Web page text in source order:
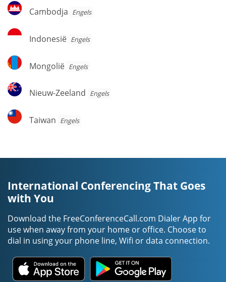
Cambodja
Cambodja Engels
Indonesië
Indonesië Engels
Mongolië
Mongolië Engels
Nieuw-
Zeeland
Nieuw-Zeeland Engels
Taiwan
Taiwan Engels
International Conferencing That Goes
with You
Download the FreeConferenceCall.com Dialer App for
use when away from your home or office. Choose to
dial in using your phone line, Wifi or data connection.